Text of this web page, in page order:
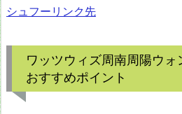
シュフーリンク先
ワッツウィズ周南周陽ウ
おすすめポイント